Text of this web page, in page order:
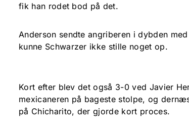
fik han rodet bod på det.
Anderson sendte angriberen i dybden
kunne Schwarzer ikke stille noget op.
Kort efter blev det også 3-0 ved Javier
mexicaneren på bageste stolpe, og
på Chicharito, der gjorde kort proces.